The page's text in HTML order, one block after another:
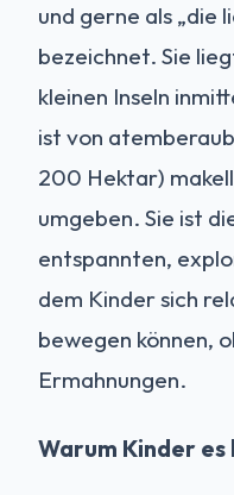
und gerne als „die
bezeichnet. Sie
kleinen Inseln
ist von
200 Hektar)
umgeben. Sie ist
entspannten,
dem Kinder sich
bewegen können,
Ermahnungen.
Warum Kinder es